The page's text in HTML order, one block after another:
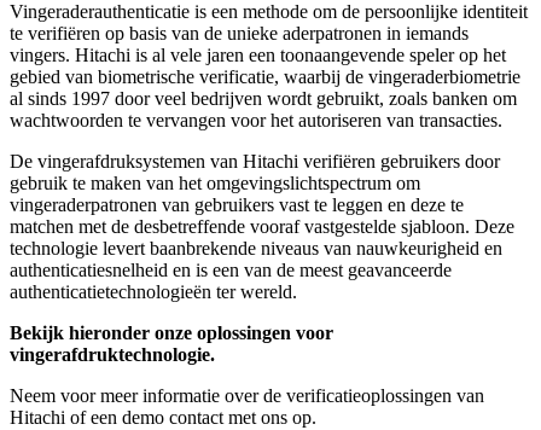
Vingeraderauthenticatie is een methode om de persoonlijke identiteit
te verifiëren op basis van de unieke aderpatronen in iemands
vingers. Hitachi is al vele jaren een toonaangevende speler op het
gebied van biometrische verificatie, waarbij de vingeraderbiometrie
al sinds 1997 door veel bedrijven wordt gebruikt, zoals banken om
wachtwoorden te vervangen voor het autoriseren van transacties.
De vingerafdruksystemen van Hitachi verifiëren gebruikers door
gebruik te maken van het omgevingslichtspectrum om
vingeraderpatronen van gebruikers vast te leggen en deze te
matchen met de desbetreffende vooraf vastgestelde sjabloon. Deze
technologie levert baanbrekende niveaus van nauwkeurigheid en
authenticatiesnelheid en is een van de meest geavanceerde
authenticatietechnologieën ter wereld.
Bekijk hieronder onze oplossingen voor
vingerafdruktechnologie.
Neem voor meer informatie over de verificatieoplossingen van
Hitachi of een demo contact met ons op.